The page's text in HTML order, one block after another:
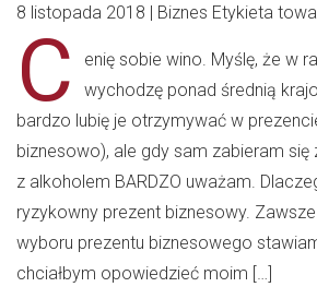
8 listopada 2018 | Biznes Etykieta
C
enię sobie wino. Myślę, że w
wychodzę ponad średnią
bardzo lubię je otrzymywać w
biznesowo), ale gdy sam zabieram
z alkoholem BARDZO uważam.
ryzykowny prezent biznesowy.
wyboru prezentu biznesowego
chciałbym opowiedzieć moim […]